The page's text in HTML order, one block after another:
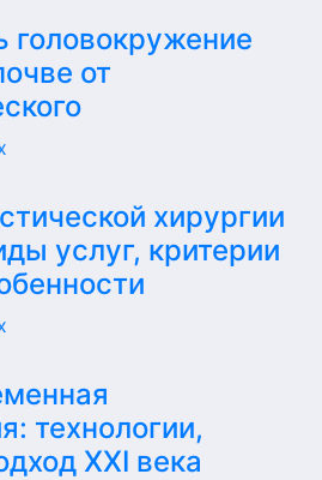
головокружение
от
хирургии
услуг, критерии
технологии,
XXI века